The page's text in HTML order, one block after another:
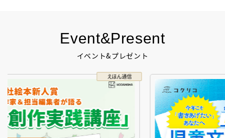
Event&Present
イベント&プレゼント
コクリコ